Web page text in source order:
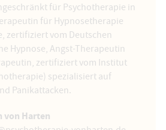
für Psychotherapie in
für Hypnosetherapie
zertifiziert vom Deutschen
Hypnose, Angst-Therapeutin
zertifiziert vom Institut
spezialisiert auf
Panikattacken.
von Harten